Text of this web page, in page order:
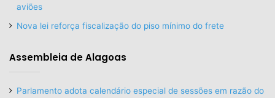
aviões
Nova lei reforça fiscalização do piso mínimo do frete
Assembleia de Alagoas
Parlamento adota calendário especial de sessões em razão do